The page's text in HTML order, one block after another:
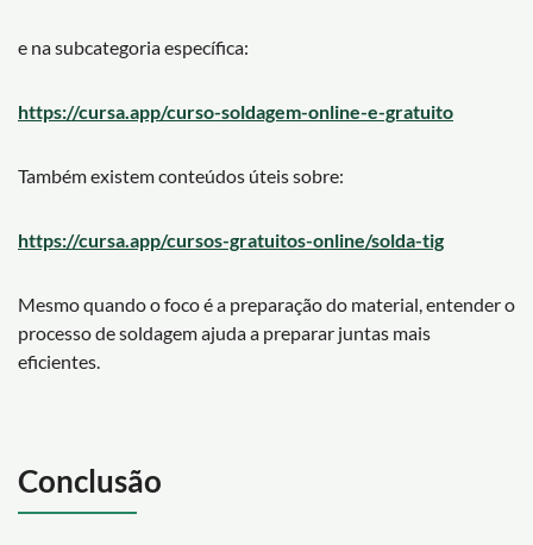
e na subcategoria específica:
https://cursa.app/curso-soldagem-online-e-gratuito
Também existem conteúdos úteis sobre:
https://cursa.app/cursos-gratuitos-online/solda-tig
Mesmo quando o foco é a preparação do material, entender o
processo de soldagem ajuda a preparar juntas mais
eficientes.
Conclusão